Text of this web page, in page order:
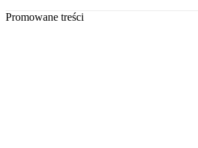
Promowane treści